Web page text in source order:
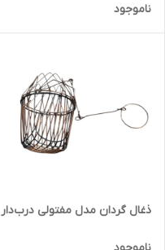
ناموجود
ذغال گردان مدل مفتولی درب‌دار